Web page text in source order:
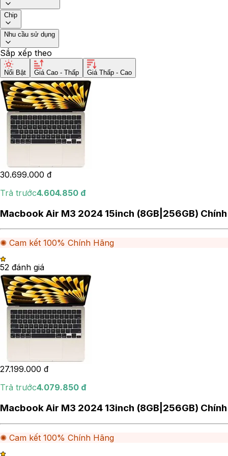
Chip
Nhu cầu sử dụng
Sắp xếp theo
Nổi Bật Giá Cao - Thấp Giá Thấp - Cao
30.699.000 đ
Trả trước4.604.850 đ
Macbook Air M3 2024 15inch (8GB|256GB)
✺ Cam kết 100% Chính Hãng
52 đánh giá
27.199.000 đ
Trả trước4.079.850 đ
Macbook Air M3 2024 13inch (8GB|256GB)
✺ Cam kết 100% Chính Hãng